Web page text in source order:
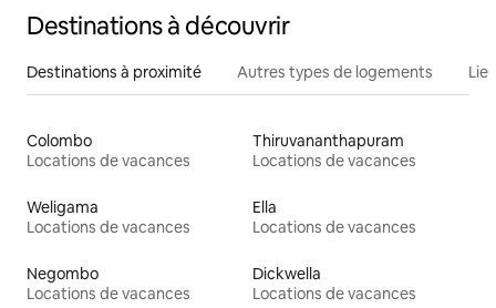
Destinations à découvrir
Destinations à proximité Autres types de logements
Colombo
Locations de vacances
Thiruvananthapuram
Locations de vacances
Weligama
Locations de vacances
Ella
Locations de vacances
Negombo
Locations de vacances
Dickwella
Locations de vacances